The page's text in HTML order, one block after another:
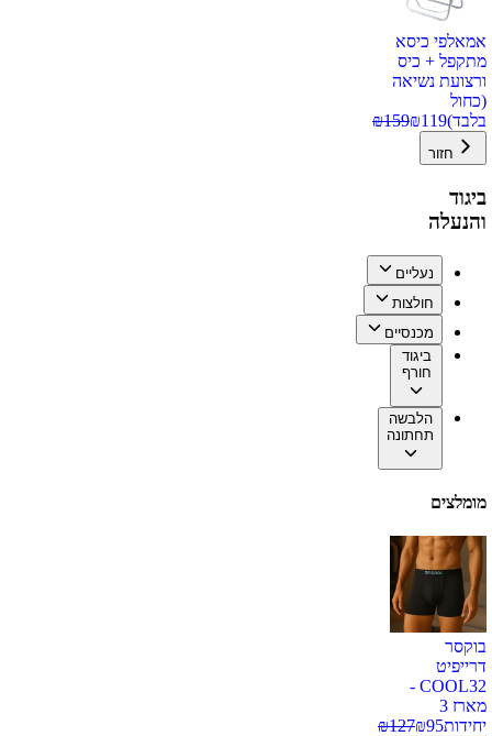
אמאלפי כיסא
מתקפל + כיס
ורצועת נשיאה
(כחול
בלבד)
₪119
₪159
חזור
ביגוד
והנעלה
נעליים
חולצות
מכנסיים
ביגוד
חורף
הלבשה
תחתונה
מומלצים
בוקסר
דרייפיט
COOL32 -
מארז 3
יחידות
₪95
₪127